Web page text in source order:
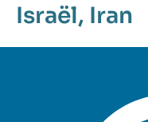
Israël, Iran